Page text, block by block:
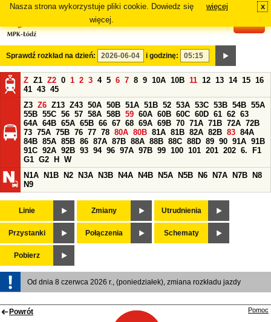
Nasza strona wykorzystuje pliki cookie. Dowiedz się
więcej.
więcej x
Sprawdź rozkład na dzień: i godzinę:
Z Z1 Z2 0 1 2 3 4 5 6 7 8 9 10A 10B 11 12 13 14 15 16
41 43 45
Z3 Z6 Z13 Z43 50A 50B 51A 51B 52 53A 53C 53B 54B 55A
55B 55C 56 57 58A 58B 59 60A 60B 60C 60D 61 62 63
64A 64B 65A 65B 66 67 68 69A 69B 70 71A 71B 72A 72B
73 75A 75B 76 77 78 80A 80B 81A 81B 82A 82B 83 84A
84B 85A 85B 86 87A 87B 88A 88B 88C 88D 89 90 91A 91B
91C 92A 92B 93 94 96 97A 97B 99 100 101 201 202 6.
F1
G1 G2 H
W
N1A
N1B N2 N3A N3B N4A N4B N5A N5B N6 N7A N7B
N8
N9
Linie Zmiany Utrudnienia
Przystanki Połączenia Schematy
Pobierz
Od dnia 8 czerwca 2026 r., (poniedziałek), zmiana rozkładu jazdy
Powrót Pomoc